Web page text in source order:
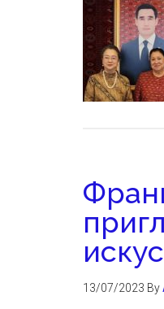
13/07/2023 By